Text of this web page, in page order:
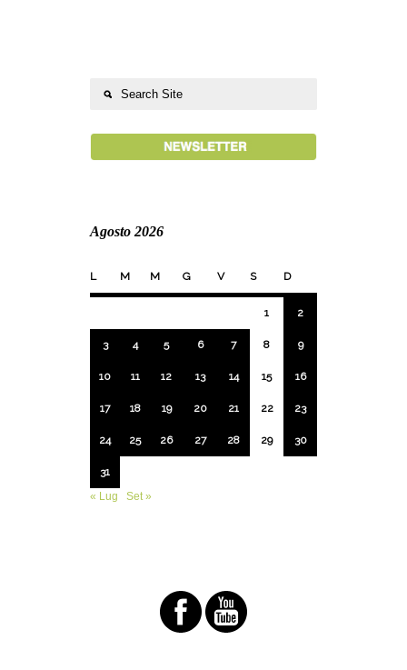
Agosto 2026
L M M G V S D
1 2
3 4 5 6 7 8 9
10 11 12 13 14 15 16
17 18 19 20 21 22 23
24 25 26 27 28 29 30
31
« Lug
Set »